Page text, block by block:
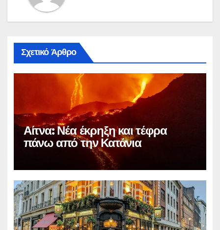
Σχετικό Άρθρο
Αίτνα: Νέα έκρηξη και τέφρα
πάνω από την Κατάνια